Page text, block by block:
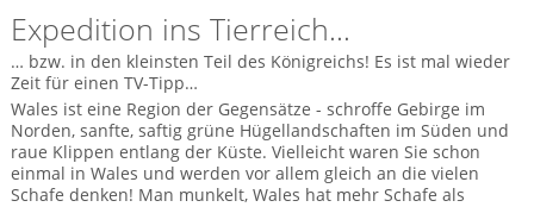
Herzlich Willkommen
England
Schottland
Wales
Geführte Wandertouren
Wandern in Cornwall
Wandern in England
Wandern in Schottland
Themenreisen
Classic-Car-Reise durch Südengland
Für Outlander‑Fans: inspiriert durch die Highland Saga
Allergikerreisen
BTCo
Expedition ins Tierreich…
… bzw. in den kleinsten Teil des Königreichs! Es ist mal wieder
Zeit für einen TV-Tipp…
Wales ist eine Region der Gegensätze - schroffe Gebirge im
Norden, sanfte, saftig grüne Hügellandschaften im Süden und
raue Klippen entlang der Küste. Vielleicht waren Sie schon
einmal in Wales und werden vor allem gleich an die vielen
Schafe denken! Man munkelt, Wales hat mehr Schafe als